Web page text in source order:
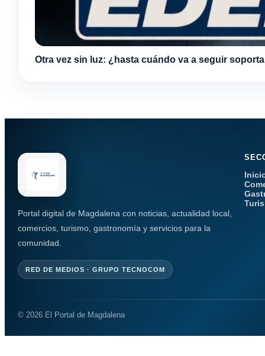
Otra vez sin luz: ¿hasta cuándo va a seguir
Portal digital de Magdalena con noticias, actualidad local,
comercios, turismo, gastronomía y servicios para la
comunidad.
RED DE MEDIOS · GRUPO TECNOCOM
© 2026 El Portal de Magdalena